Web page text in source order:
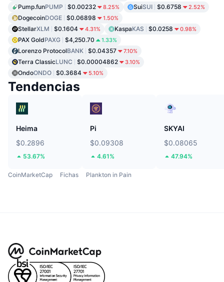
Pump.funPUMP $0.00232 8.25% SuiSUI $0.6758 2.52%
DogecoinDOGE $0.06898 1.50%
StellarXLM $0.1604 4.31% KaspaKAS $0.0258 0.98%
PAX GoldPAXG $4,250.70 1.33%
Lorenzo ProtocolBANK $0.04357 7.10%
Terra ClassicLUNC $0.00004862 3.10%
OndoONDO $0.3684 5.10%
Tendencias
Heima
$0.2896
53.67%
Pi
$0.09308
4.61%
SKYAI
$0.08065
47.94%
CoinMarketCap Fichas Plankton in Pain